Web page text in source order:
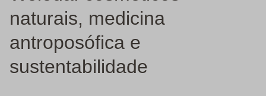
naturais, medicina
antroposófica e
sustentabilidade